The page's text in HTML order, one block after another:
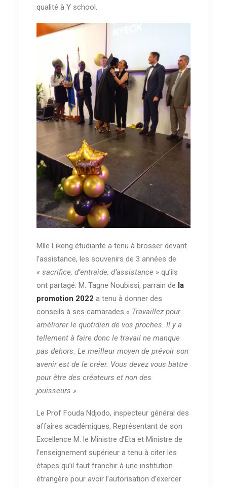
qualité à Y school.
Mlle Likeng étudiante a tenu à brosser devant
l’assistance, les souvenirs de 3 années de
« sacrifice, d’entraide, d’assistance » qu’ils
ont partagé. M. Tagne Noubissi, parrain de la
promotion 2022 a tenu à donner des
conseils à ses camarades « Travaillez pour
améliorer le quotidien de vos proches. Il y a
tellement à faire donc le travail ne manque
pas dehors. Le meilleur moyen de prévoir son
avenir est de le créer. Vous devez vous battre
pour être des créateurs et non des
jouisseurs ».
Le Prof Fouda Ndjodo, inspecteur général des
affaires académiques, Représentant de son
Excellence M. le Ministre d’Eta et Ministre de
l’enseignement supérieur a tenu à citer les
étapes qu’il faut franchir à une institution
étrangère pour avoir l’autorisation d’exercer